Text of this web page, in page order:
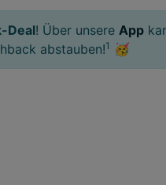
Deal! Über unsere App
abstauben!1 🥳